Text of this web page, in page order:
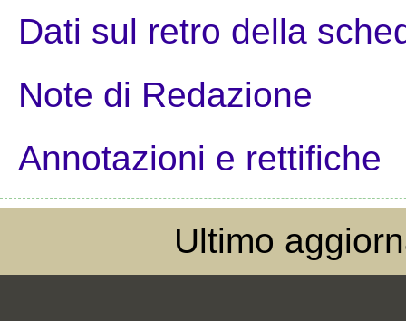
Dati sul retro della
Note di Redazione
Annotazioni e rettifiche
Ultimo